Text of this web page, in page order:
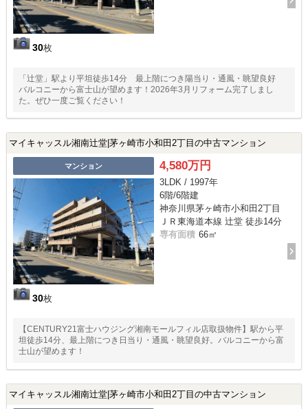
30枚
「辻堂」駅より平坦徒歩14分 最上階につき陽当り・通風・眺望良好
バルコニーから富士山が望めます！2026年3月リフォーム完了しまし
た。ぜひ一度ご覧ください！
マイキャッスル湘南辻堂|茅ヶ崎市小和田2丁目の中古マンション
マンション
30枚
4,580万円
3LDK / 1997年
6階/6階建
神奈川県茅ヶ崎市小和田2丁目
ＪＲ東海道本線 辻堂 徒歩14分
専有面積 66㎡
【CENTURY21富士ハウジング湘南モールフィル店取扱物件】駅から平
坦徒歩14分、最上階につき日当り・通風・眺望良好。バルコニーから富
士山が望めます！
マイキャッスル湘南辻堂|茅ヶ崎市小和田2丁目の中古マンション